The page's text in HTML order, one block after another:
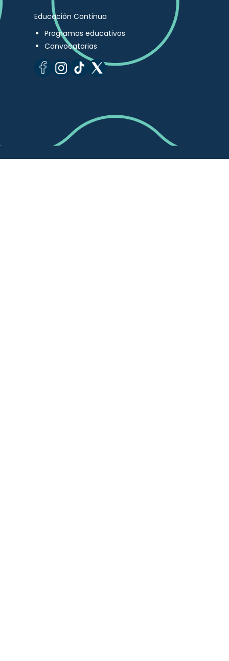
Educación Continua
Programas educativos
Convocatorias